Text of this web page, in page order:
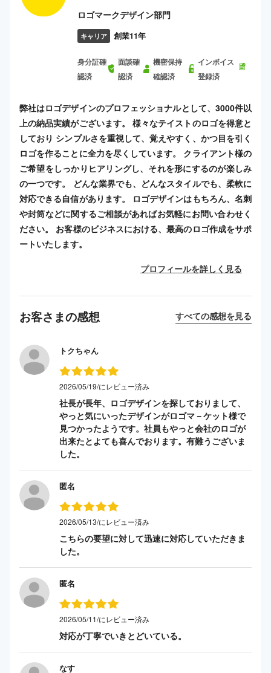
ロゴマークデザイン部門
キャリア 創業11年
身分証確
認済
面談確
認済
機密保持
確認済
インボイス
登録済
弊社はロゴデザインのプロフェッショナルとして、3000件以
上の納品実績がございます。 様々なテイストのロゴを得意と
しており シンプルさを重視して、覚えやすく、かつ目を引く
ロゴを作ることに全力を尽くしています。 クライアント様の
ご希望をしっかりヒアリングし、それを形にするのが楽しみ
の一つです。 どんな業界でも、どんなスタイルでも、柔軟に
対応できる自信があります。 ロゴデザインはもちろん、名刺
や封筒などに関するご相談があればお気軽にお問い合わせく
ださい。 お客様のビジネスにおける、最高のロゴ作成をサポ
ートいたします。
プロフィールを詳しく見る
お客さまの感想 すべての感想を見る
トクちゃん
2026/05/19/にレビュー済み
社長が長年、ロゴデザインを探しておりまして、
やっと気にいったデザインがロゴマ－ケット様で
見つかったようです。社員もやっと会社のロゴが
出来たとよても喜んでおります。有難うございま
した。
匿名
2026/05/13/にレビュー済み
こちらの要望に対して迅速に対応していただきま
した。
匿名
2026/05/11/にレビュー済み
対応が丁寧でいきとどいている。
なす